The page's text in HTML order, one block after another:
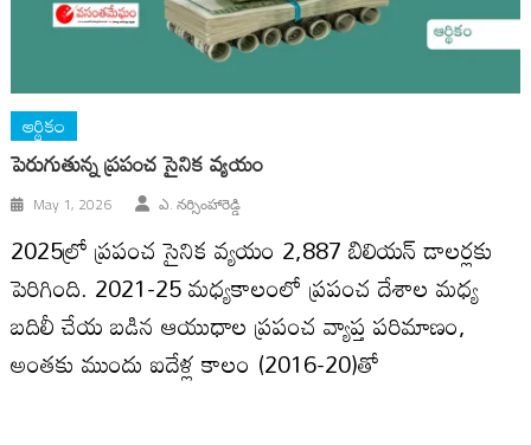
ఆర్థికం
పెరుగుతున్న ప్రపంచ సైనిక వ్యయం
May 1, 2026 ఎ. నర్సింహారెడ్డి
2025ల్రో ప్రపంచ సైనిక వ్యయం 2,887 బిలియన్ డాలర్లకు
పెరిగింది. 2021-25 మధ్యకాలంలో ప్రపంచ దేశాల మధ్య
బదిలీ చేయ బడిన ఆయుధాల ప్రపంచ వ్యాప్త పరిమాణం,
అంతకు ముందు ఐదేళ్ల కాలం (2016-20)తో